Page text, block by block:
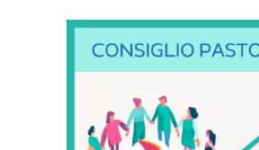
CONTATTI
LOGIN